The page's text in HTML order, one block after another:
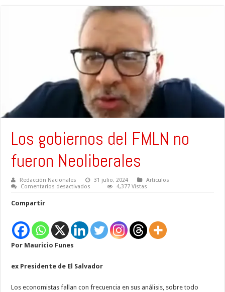
Los gobiernos del FMLN no
fueron Neoliberales
Redacción Nacionales 31 julio, 2024
Articulos
Comentarios desactivados
fueron
Neoliberales
4,377 Vistas
Compartir
Por Mauricio Funes
ex Presidente de El Salvador
Los economistas fallan con frecuencia en sus análisis, sobre todo